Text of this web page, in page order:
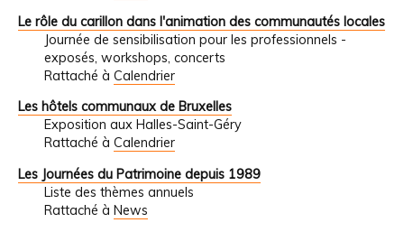
Le rôle du carillon dans l'animation des communautés locales
Journée de sensibilisation pour les professionnels -
exposés, workshops, concerts
Rattaché à Calendrier
Les hôtels communaux de Bruxelles
Exposition aux Halles-Saint-Géry
Rattaché à Calendrier
Les Journées du Patrimoine depuis 1989
Liste des thèmes annuels
Rattaché à News